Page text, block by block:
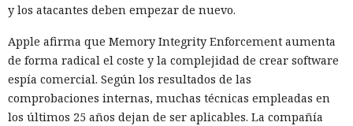
y los atacantes deben empezar de nuevo.
Apple afirma que Memory Integrity Enforcement aumenta
de forma radical el coste y la complejidad de crear software
espía comercial. Según los resultados de las
comprobaciones internas, muchas técnicas empleadas en
los últimos 25 años dejan de ser aplicables. La compañía